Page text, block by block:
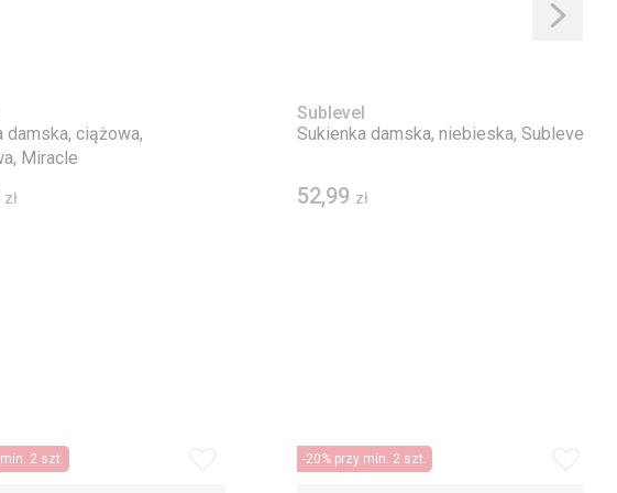
damska, ciążowa,
Miracle
zł
Sublevel
Sukienka damska, niebieska, Sublevel
52,99 zł
2 szt. -20% przy min. 2 szt.